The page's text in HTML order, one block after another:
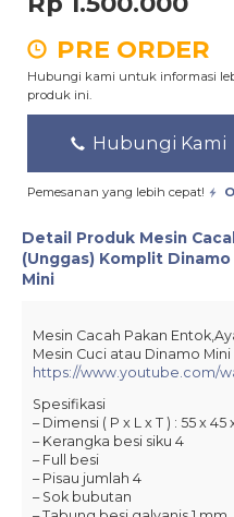
PRE ORDER
Hubungi kami untuk informasi
produk ini.
Hubungi Kami
Pemesanan yang lebih cepat!
Detail Produk Mesin
(Unggas) Komplit
Mini
Mesin Cacah Pakan
Mesin Cuci atau Dinamo Mini
https://www.youtube.com/
Spesifikasi
– Dimensi ( P x L x T ) : 55 x 45
– Kerangka besi siku 4
– Full besi
– Pisau jumlah 4
– Sok bubutan